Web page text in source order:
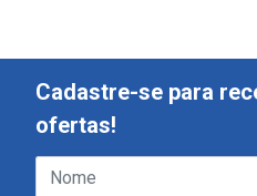
Cadastre-se para
ofertas!